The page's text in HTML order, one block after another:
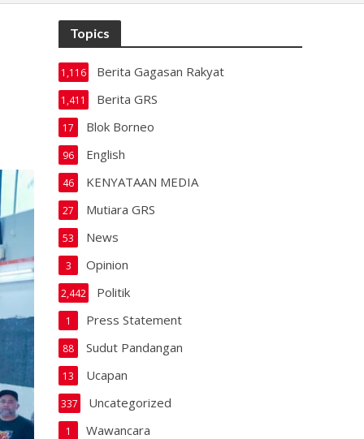
Topics
Berita Gagasan Rakyat
1,116
Berita GRS
1,411
Blok Borneo
17
English
96
KENYATAAN MEDIA
46
Mutiara GRS
27
News
53
Opinion
3
Politik
2,442
Press Statement
1
Sudut Pandangan
88
Ucapan
13
Uncategorized
337
Wawancara
1